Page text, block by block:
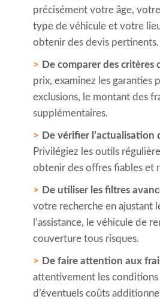
précisément votre âge,
type de véhicule et votre
obtenir des devis pertinents.
De comparer des critères
prix, examinez les garanties
exclusions, le montant des
supplémentaires.
De vérifier l’actualisation
Privilégiez les outils
obtenir des offres fiables et
De utiliser les filtres
votre recherche en ajustant
l’assistance, le véhicule de
couverture tous risques.
De faire attention aux
attentivement les
d’éventuels coûts